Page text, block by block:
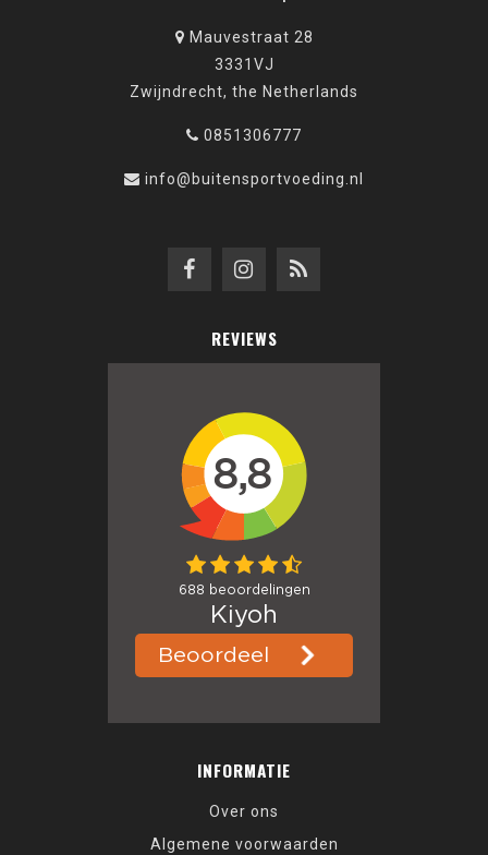
Mauvestraat 28
3331VJ
Zwijndrecht, the Netherlands
0851306777
info@buitensportvoeding.nl
REVIEWS
INFORMATIE
Over ons
Algemene voorwaarden